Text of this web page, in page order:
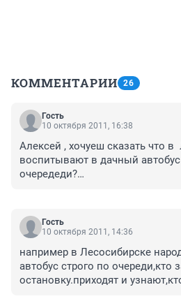
КОММЕНТАРИИ 26
Гость
10 октября 2011, 16:38
Алексей , хочуеш сказать что в
воспитывают в дачный
очередеди?
поколения... а мы говорили о
да и зделали девчёнки это не
вот и нашли себе развлечение)
да и к томуже в деревнях
Гость
10 октября 2011, 14:36
например в Лесосибирске
автобус строго по очереди,кто
остановку.приходят и